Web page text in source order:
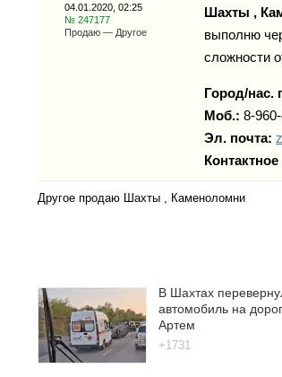
04.01.2020, 02:25
№ 247177
Продаю — Другое
Шахты ,
выполню
сложности
Город/нас.
Моб.: 8-
Эл. почта:
Другое продаю Шахты , Каменоломни
В Шахтах
автомобиль на
Артем
+1731